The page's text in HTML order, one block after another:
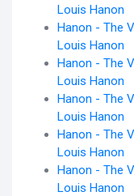
Louis Hanon
Hanon - The
Louis Hanon
Hanon - The
Louis Hanon
Hanon - The
Louis Hanon
Hanon - The
Louis Hanon
Hanon - The
Louis Hanon